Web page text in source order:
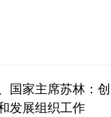
国家主席苏林：创
发展组织工作